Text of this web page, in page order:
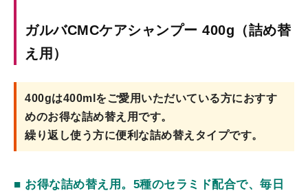
ガルバCMCケアシャンプー 400g（詰め替
え用）
400gは400mlをご愛用いただいている方におすす
めのお得な詰め替え用です。
繰り返し使う方に便利な詰め替えタイプです。
■ お得な詰め替え用。5種のセラミド配合で、毎日